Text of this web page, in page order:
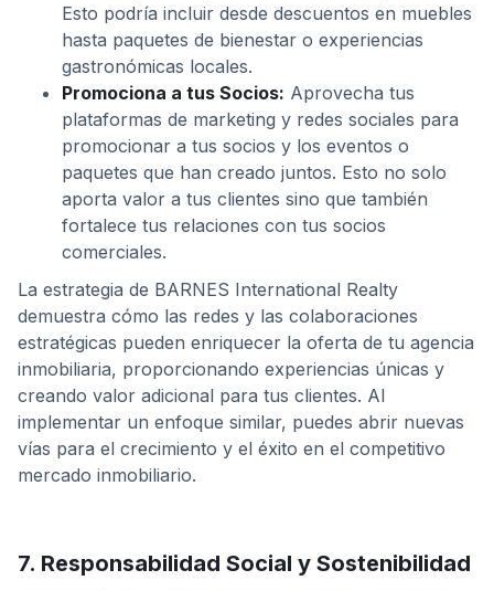
Esto podría incluir desde descuentos en muebles
hasta paquetes de bienestar o experiencias
gastronómicas locales.
Promociona a tus Socios: Aprovecha tus
plataformas de marketing y redes sociales para
promocionar a tus socios y los eventos o
paquetes que han creado juntos. Esto no solo
aporta valor a tus clientes sino que también
fortalece tus relaciones con tus socios
comerciales.
La estrategia de BARNES International Realty
demuestra cómo las redes y las colaboraciones
estratégicas pueden enriquecer la oferta de tu agencia
inmobiliaria, proporcionando experiencias únicas y
creando valor adicional para tus clientes. Al
implementar un enfoque similar, puedes abrir nuevas
vías para el crecimiento y el éxito en el competitivo
mercado inmobiliario.
7. Responsabilidad Social y Sostenibilidad